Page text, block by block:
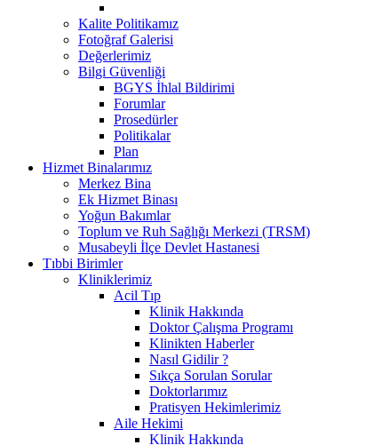
Kalite Politikamız
Fotoğraf Galerisi
Değerlerimiz
Bilgi Güvenliği
BGYS İhlal Bildirimi
Forumlar
Prosedürler
Politikalar
Plan
Hizmet Binalarımız
Merkez Bina
Ek Hizmet Binası
Yoğun Bakımlar
Toplum ve Ruh Sağlığı Merkezi (TRSM)
Musabeyli İlçe Devlet Hastanesi
Tıbbi Birimler
Kliniklerimiz
Acil Tıp
Klinik Hakkında
Doktor Çalışma Programı
Klinikten Haberler
Nasıl Gidilir ?
Sıkça Sorulan Sorular
Doktorlarımız
Pratisyen Hekimlerimiz
Aile Hekimi
Klinik Hakkında